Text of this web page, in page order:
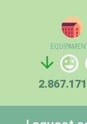
2.867.171